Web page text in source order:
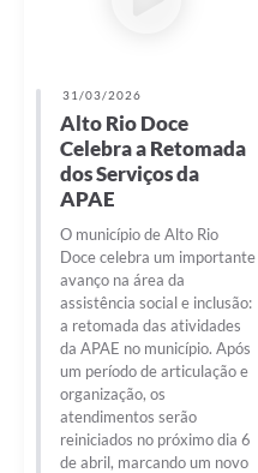
31/03/2026
Alto Rio Doce
Celebra a Retomada
dos Serviços da
APAE
O município de Alto Rio
Doce celebra um importante
avanço na área da
assistência social e inclusão:
a retomada das atividades
da APAE no município. Após
um período de articulação e
organização, os
atendimentos serão
reiniciados no próximo dia 6
de abril, marcando um novo